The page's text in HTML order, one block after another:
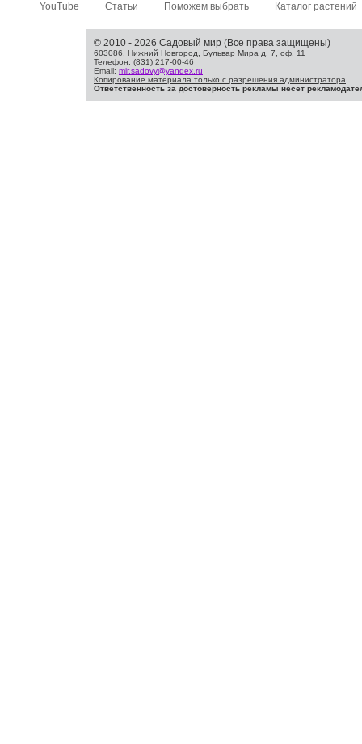
YouTube Статьи Поможем выбрать Каталог растений
© 2010 - 2026 Садовый мир (Все права защищены)
603086, Нижний Новгород, Бульвар Мира д. 7, оф. 11
Телефон: (831) 217-00-46
Email: mir.sadovy@yandex.ru
Копирование материала только с разрешения администратора
Ответственность за достоверность рекламы несет